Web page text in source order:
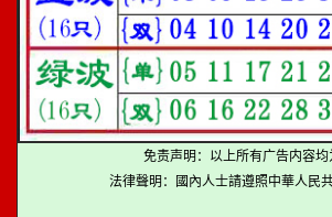
免责声明：以上所有广告内容
法律聲明：國內人士請遵照中華人民